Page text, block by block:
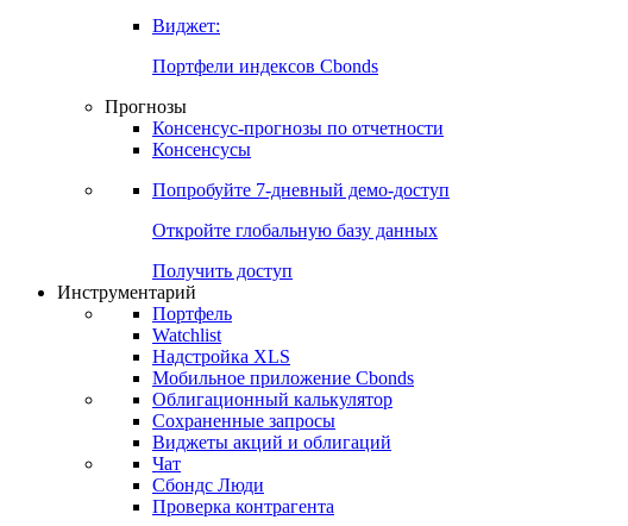
Виджет:
Портфели индексов Cbonds
Прогнозы
Консенсус-прогнозы по отчетности
Консенсусы
Попробуйте 7-дневный демо-доступ
Откройте глобальную базу данных
Получить доступ
Инструментарий
Портфель
Watchlist
Надстройка XLS
Мобильное приложение Cbonds
Облигационный калькулятор
Сохраненные запросы
Виджеты акций и облигаций
Чат
Сбондс Люди
Проверка контрагента